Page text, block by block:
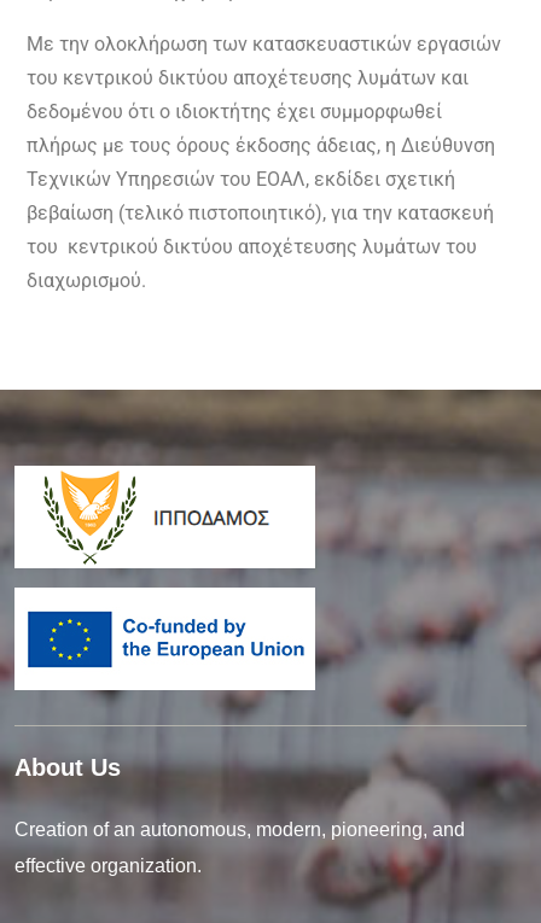
Με την ολοκλήρωση των κατασκευαστικών εργασιών
του κεντρικού δικτύου αποχέτευσης λυμάτων και
δεδομένου ότι ο ιδιοκτήτης έχει συμμορφωθεί
πλήρως με τους όρους έκδοσης άδειας, η Διεύθυνση
Τεχνικών Υπηρεσιών του ΕΟΑΛ, εκδίδει σχετική
βεβαίωση (τελικό πιστοποιητικό), για την κατασκευή
του κεντρικού δικτύου αποχέτευσης λυμάτων του
διαχωρισμού.
About Us
Creation of an autonomous, modern, pioneering, and
effective organization.